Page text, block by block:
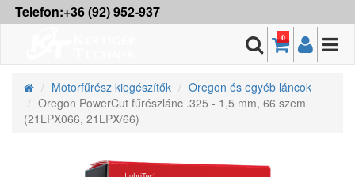
Telefon:+36 (92) 952-937
0
Motorfűrész kiegészítők
Oregon és egyéb láncok
Oregon PowerCut fűrészlánc .325 - 1,5 mm, 66 szem
(21LPX066, 21LPX/66)